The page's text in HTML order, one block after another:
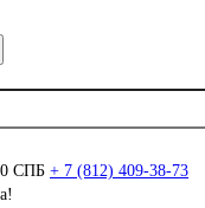
СПБ + 7 (812) 409-38-73